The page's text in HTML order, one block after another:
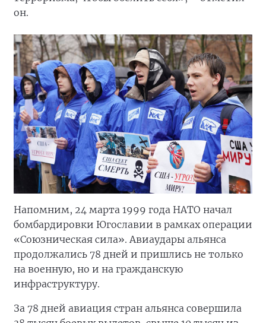
он.
Напомним, 24 марта 1999 года НАТО начал
бомбардировки Югославии в рамках операции
«Союзническая сила». Авиаудары альянса
продолжались 78 дней и пришлись не только
на военную, но и на гражданскую
инфраструктуру.
За 78 дней авиация стран альянса совершила